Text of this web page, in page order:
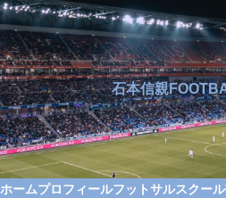
石本信親
ホームプロフィールフットサルスクール